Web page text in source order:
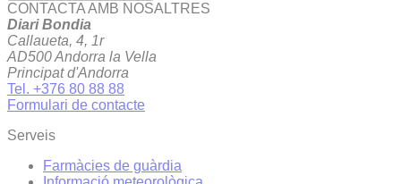
CONTACTA AMB NOSALTRES
Diari Bondia
Callaueta, 4, 1r
AD500 Andorra la Vella
Principat d'Andorra
Tel. +376 80 88 88
Formulari de contacte
Serveis
Farmàcies de guàrdia